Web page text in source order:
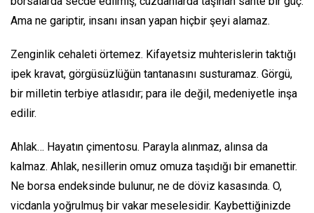
Ama ne gariptir, insanı insan yapan hiçbir şeyi alamaz.
Zenginlik cehaleti örtemez. Kifayetsiz muhterislerin taktığı
ipek kravat, görgüsüzlüğün tantanasını susturamaz. Görgü,
bir milletin terbiye atlasıdır; para ile değil, medeniyetle inşa
edilir.
Ahlak… Hayatın çimentosu. Parayla alınmaz, alınsa da
kalmaz. Ahlak, nesillerin omuz omuza taşıdığı bir emanettir.
Ne borsa endeksinde bulunur, ne de döviz kasasında. O,
vicdanla yoğrulmuş bir vakar meselesidir. Kaybettiğinizde